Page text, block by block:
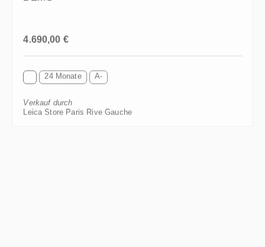
4.690,00 €
24 Monate A-
Verkauf durch
Leica Store Paris Rive Gauche